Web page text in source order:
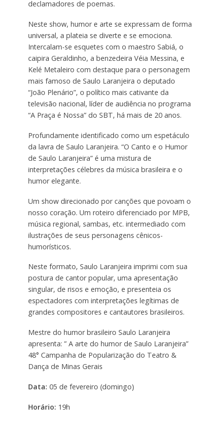
declamadores de poemas.
Neste show, humor e arte se expressam de forma
universal, a plateia se diverte e se emociona.
Intercalam-se esquetes com o maestro Sabiá, o
caipira Geraldinho, a benzedeira Véia Messina, e
Kelé Metaleiro com destaque para o personagem
mais famoso de Saulo Laranjeira o deputado
“João Plenário”, o político mais cativante da
televisão nacional, líder de audiência no programa
“A Praça é Nossa” do SBT, há mais de 20 anos.
Profundamente identificado como um espetáculo
da lavra de Saulo Laranjeira. “O Canto e o Humor
de Saulo Laranjeira” é uma mistura de
interpretações célebres da música brasileira e o
humor elegante.
Um show direcionado por canções que povoam o
nosso coração. Um roteiro diferenciado por MPB,
música regional, sambas, etc. intermediado com
ilustrações de seus personagens cênicos-
humorísticos.
Neste formato, Saulo Laranjeira imprimi com sua
postura de cantor popular, uma apresentação
singular, de risos e emoção, e presenteia os
espectadores com interpretações legítimas de
grandes compositores e cantautores brasileiros.
Mestre do humor brasileiro Saulo Laranjeira
apresenta: ” A arte do humor de Saulo Laranjeira”
48° Campanha de Popularização do Teatro &
Dança de Minas Gerais
Data: 05 de fevereiro (domingo)
Horário: 19h